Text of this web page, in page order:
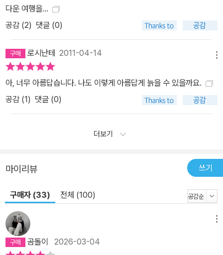
다운 여행을...
공감 (2) 댓글 (0)
로시난테 2011-04-14
아, 너무 아름답습니다. 나도 이렇게 아름답게 늙을 수 있을까요.
공감 (1) 댓글 (0)
더보기
마이리뷰 쓰기
구매자 (33) 전체 (100)
곰돌이 2026-03-04